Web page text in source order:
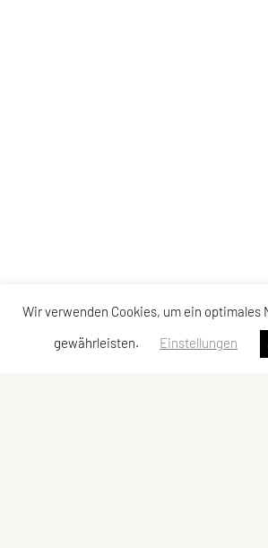
Wir verwenden Cookies, um ein optimales
gewährleisten.
Einstellungen